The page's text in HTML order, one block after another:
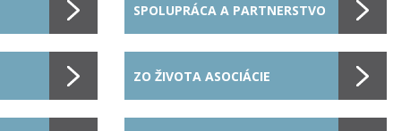
SPOLUPRÁCA A PARTNERSTVO
ZO ŽIVOTA ASOCIÁCIE